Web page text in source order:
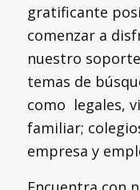
gratificante
comenzar a
nuestro
temas de
como legales,
familiar;
empresa y